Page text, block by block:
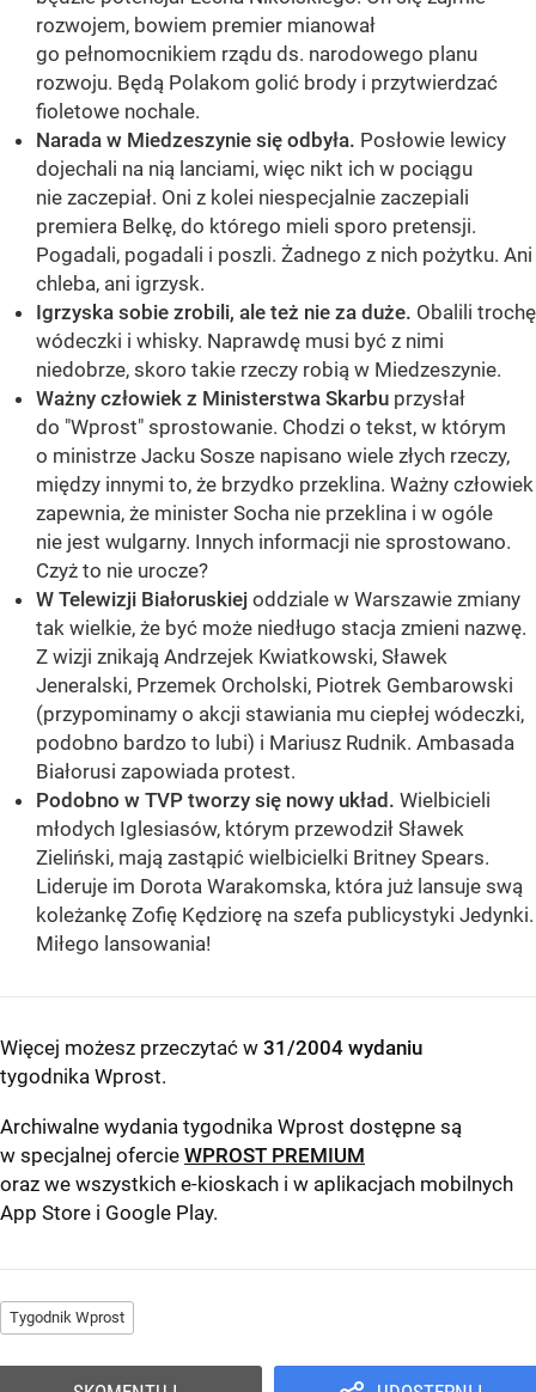
rozwojem, bowiem premier mianował
go pełnomocnikiem rządu ds. narodowego planu
rozwoju. Będą Polakom golić brody i przytwierdzać
fioletowe nochale.
Narada w Miedzeszynie się odbyła. Posłowie lewicy
dojechali na nią lanciami, więc nikt ich w pociągu
nie zaczepiał. Oni z kolei niespecjalnie zaczepiali
premiera Belkę, do którego mieli sporo pretensji.
Pogadali, pogadali i poszli. Żadnego z nich pożytku. Ani
chleba, ani igrzysk.
Igrzyska sobie zrobili, ale też nie za duże. Obalili trochę
wódeczki i whisky. Naprawdę musi być z nimi
niedobrze, skoro takie rzeczy robią w Miedzeszynie.
Ważny człowiek z Ministerstwa Skarbu przysłał
do "Wprost" sprostowanie. Chodzi o tekst, w którym
o ministrze Jacku Sosze napisano wiele złych rzeczy,
między innymi to, że brzydko przeklina. Ważny człowiek
zapewnia, że minister Socha nie przeklina i w ogóle
nie jest wulgarny. Innych informacji nie sprostowano.
Czyż to nie urocze?
W Telewizji Białoruskiej oddziale w Warszawie zmiany
tak wielkie, że być może niedługo stacja zmieni nazwę.
Z wizji znikają Andrzejek Kwiatkowski, Sławek
Jeneralski, Przemek Orcholski, Piotrek Gembarowski
(przypominamy o akcji stawiania mu ciepłej wódeczki,
podobno bardzo to lubi) i Mariusz Rudnik. Ambasada
Białorusi zapowiada protest.
Podobno w TVP tworzy się nowy układ. Wielbicieli
młodych Iglesiasów, którym przewodził Sławek
Zieliński, mają zastąpić wielbicielki Britney Spears.
Lideruje im Dorota Warakomska, która już lansuje swą
koleżankę Zofię Kędziorę na szefa publicystyki Jedynki.
Miłego lansowania!
Więcej możesz przeczytać w 31/2004 wydaniu
tygodnika Wprost.
Archiwalne wydania tygodnika Wprost dostępne są
w specjalnej ofercie WPROST PREMIUM
oraz we wszystkich e-kioskach i w aplikacjach mobilnych
App Store i Google Play.
Tygodnik Wprost